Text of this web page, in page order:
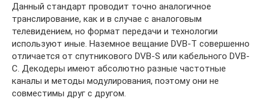
Данный стандарт проводит точно аналогичное
транслирование, как и в случае с аналоговым
телевидением, но формат передачи и технологии
используют иные. Наземное вещание DVB-Т совершенно
отличается от спутникового DVB-S или кабельного DVB-
С. Декодеры имеют абсолютно разные частотные
каналы и методы модулирования, поэтому они не
совместимы друг с другом.